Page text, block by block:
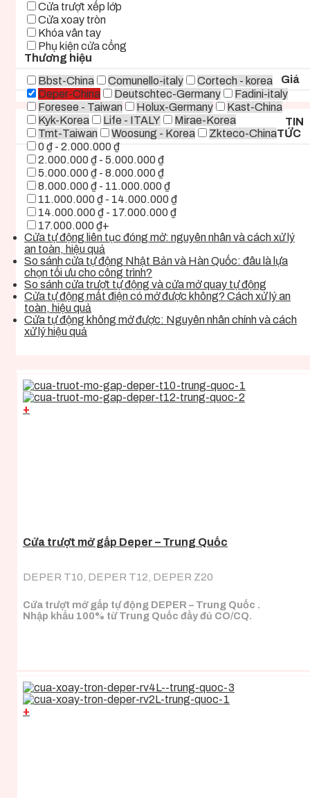
Cửa trượt xếp lớp
Cửa xoay tròn
Khóa vân tay
Phụ kiện cửa cổng
Thương hiệu
Bbst-China
Comunello-italy
Cortech - korea
Deper-China
Deutschtec-Germany
Fadini-italy
Foresee - Taiwan
Holux-Germany
Kast-China
Kyk-Korea
Life - ITALY
Mirae-Korea
Tmt-Taiwan
Woosung - Korea Zkteco-China
Giá
0 ₫ - 2.000.000 ₫
2.000.000 ₫ - 5.000.000 ₫
5.000.000 ₫ - 8.000.000 ₫
8.000.000 ₫ - 11.000.000 ₫
11.000.000 ₫ - 14.000.000 ₫
14.000.000 ₫ - 17.000.000 ₫
17.000.000 ₫+
TIN
TỨC
Cửa tự động liên tục đóng mở: nguyên nhân và cách xử lý
an toàn, hiệu quả
So sánh cửa tự động Nhật Bản và Hàn Quốc: đâu là lựa
chọn tối ưu cho công trình?
So sánh cửa trượt tự động và cửa mở quay tự động
Cửa tự động mất điện có mở được không? Cách xử lý an
toàn, hiệu quả
Cửa tự động không mở được: Nguyên nhân chính và cách
xử lý hiệu quả
+
Cửa trượt mở gấp Deper – Trung Quốc
DEPER T10, DEPER T12, DEPER Z20
Cửa trượt mở gấp tự động DEPER – Trung Quốc .
Nhập khẩu 100% từ Trung Quốc đầy đủ CO/CQ.
+